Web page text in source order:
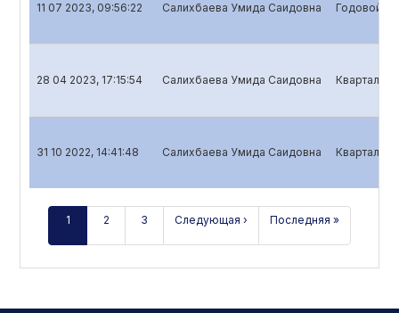
11 07 2023, 09:56:22 Салихбаева Умида Саидовна Годовой
28 04 2023, 17:15:54 Салихбаева Умида Саидовна
31 10 2022, 14:41:48 Салихбаева Умида Саидовна
1 2 3 Следующая › Последняя »